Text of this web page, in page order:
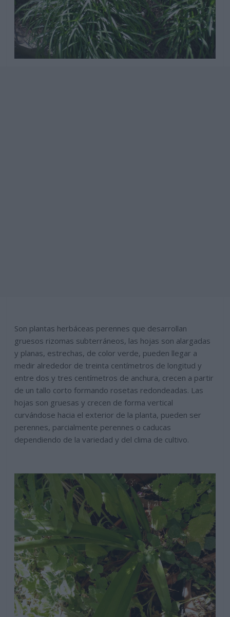
Son plantas herbáceas perennes que desarrollan
gruesos rizomas subterráneos, las hojas son alargadas
y planas, estrechas, de color verde, pueden llegar a
medir alrededor de treinta centímetros de longitud y
entre dos y tres centímetros de anchura, crecen a partir
de un tallo corto formando rosetas redondeadas. Las
hojas son gruesas y crecen de forma vertical
curvándose hacia el exterior de la planta, pueden ser
perennes, parcialmente perennes o caducas
dependiendo de la variedad y del clima de cultivo.